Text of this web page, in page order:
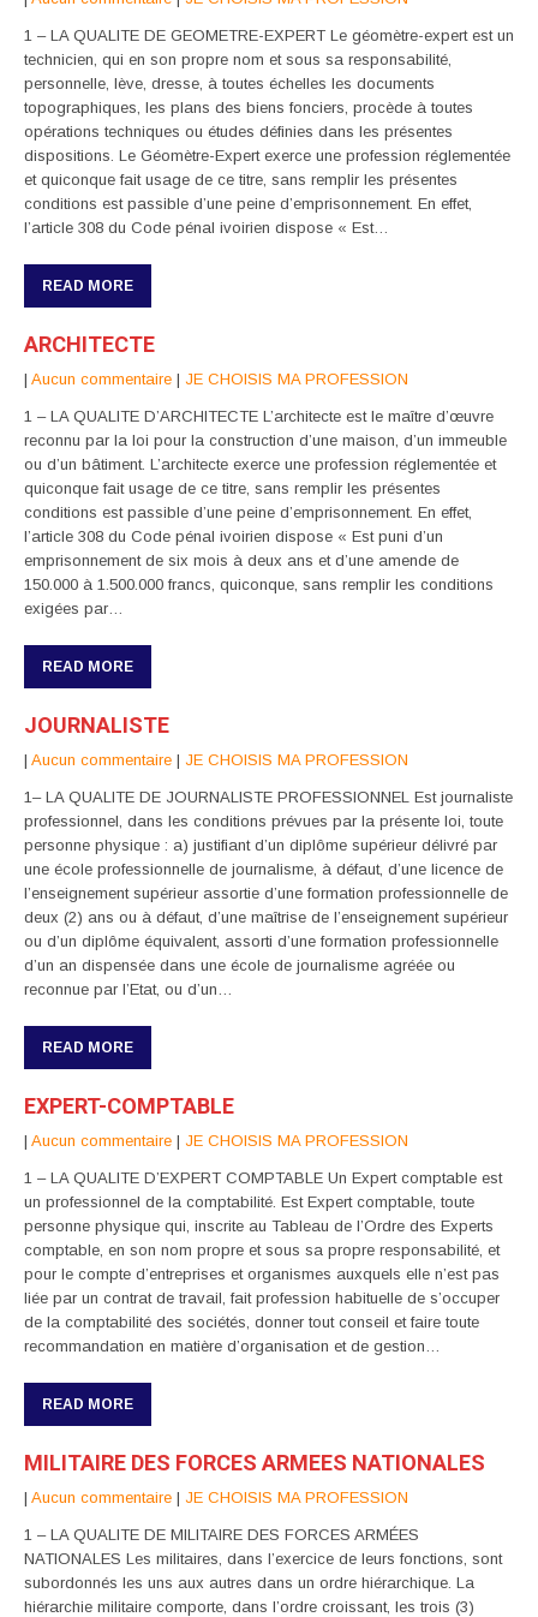
1 – LA QUALITE DE GEOMETRE-EXPERT Le géomètre-expert est un
technicien, qui en son propre nom et sous sa responsabilité,
personnelle, lève, dresse, à toutes échelles les documents
topographiques, les plans des biens fonciers, procède à toutes
opérations techniques ou études définies dans les présentes
dispositions. Le Géomètre-Expert exerce une profession réglementée
et quiconque fait usage de ce titre, sans remplir les présentes
conditions est passible d’une peine d’emprisonnement. En effet,
l’article 308 du Code pénal ivoirien dispose « Est…
READ MORE
ARCHITECTE
| Aucun commentaire | JE CHOISIS MA PROFESSION
1 – LA QUALITE D’ARCHITECTE L’architecte est le maître d’œuvre
reconnu par la loi pour la construction d’une maison, d’un immeuble
ou d’un bâtiment. L’architecte exerce une profession réglementée et
quiconque fait usage de ce titre, sans remplir les présentes
conditions est passible d’une peine d’emprisonnement. En effet,
l’article 308 du Code pénal ivoirien dispose « Est puni d’un
emprisonnement de six mois à deux ans et d’une amende de
150.000 à 1.500.000 francs, quiconque, sans remplir les conditions
exigées par…
READ MORE
JOURNALISTE
| Aucun commentaire | JE CHOISIS MA PROFESSION
1– LA QUALITE DE JOURNALISTE PROFESSIONNEL Est journaliste
professionnel, dans les conditions prévues par la présente loi, toute
personne physique : a) justifiant d’un diplôme supérieur délivré par
une école professionnelle de journalisme, à défaut, d’une licence de
l’enseignement supérieur assortie d’une formation professionnelle de
deux (2) ans ou à défaut, d’une maîtrise de l’enseignement supérieur
ou d’un diplôme équivalent, assorti d’une formation professionnelle
d’un an dispensée dans une école de journalisme agréée ou
reconnue par l’Etat, ou d’un…
READ MORE
EXPERT-COMPTABLE
| Aucun commentaire | JE CHOISIS MA PROFESSION
1 – LA QUALITE D’EXPERT COMPTABLE Un Expert comptable est
un professionnel de la comptabilité. Est Expert comptable, toute
personne physique qui, inscrite au Tableau de l’Ordre des Experts
comptable, en son nom propre et sous sa propre responsabilité, et
pour le compte d’entreprises et organismes auxquels elle n’est pas
liée par un contrat de travail, fait profession habituelle de s’occuper
de la comptabilité des sociétés, donner tout conseil et faire toute
recommandation en matière d’organisation et de gestion…
READ MORE
MILITAIRE DES FORCES ARMEES NATIONALES
| Aucun commentaire | JE CHOISIS MA PROFESSION
1 – LA QUALITE DE MILITAIRE DES FORCES ARMÉES
NATIONALES Les militaires, dans l’exercice de leurs fonctions, sont
subordonnés les uns aux autres dans un ordre hiérarchique. La
hiérarchie militaire comporte, dans l’ordre croissant, les trois (3)